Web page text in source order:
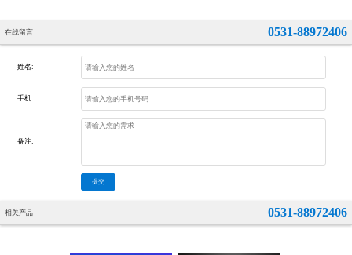
在线留言 0531-88972406
姓名:
手机:
备注:
提交
相关产品 0531-88972406